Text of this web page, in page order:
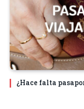
¿Hace falta